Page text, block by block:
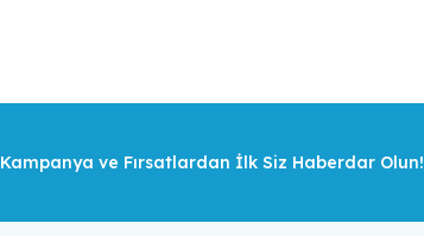
Kampanya ve Fırsatlardan İlk Siz Haberdar Olun!